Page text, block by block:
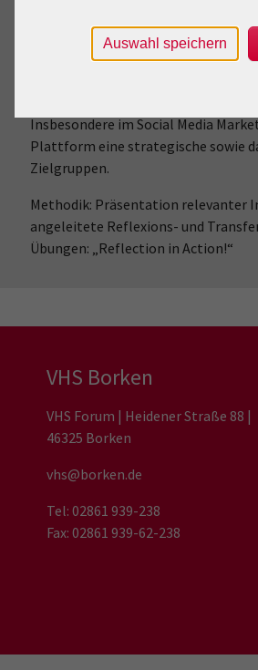
• Best Practice Analyse
Instagram ist ein zentrales
Insbesondere im Social Media
Plattform eine strategische sowie
Zielgruppen.
Methodik: Präsentation relevanter
angeleitete Reflexions- und
Übungen: „Reflection in Action!“
VHS Borken
VHS Forum | Heidener Straße 88 |
46325 Borken
vhs@borken.de
Tel: 02861 939-238
Fax: 02861 939-62-238
Auswahl speichern